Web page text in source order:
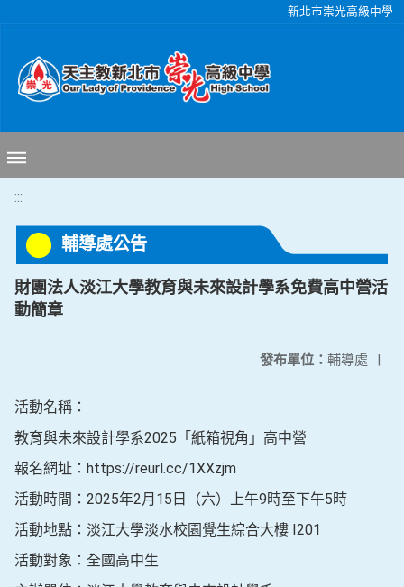
新北市崇光高級中學
:::
輔導處公告
財團法人淡江大學教育與未來設計學系免費高中營活
動簡章
發布單位： 輔導處 |
活動名稱：
教育與未來設計學系2025「紙箱視角」高中營
報名網址：https://reurl.cc/1XXzjm
活動時間：2025年2月15日（六）上午9時至下午5時
活動地點：淡江大學淡水校園覺生綜合大樓 I201
活動對象：全國高中生